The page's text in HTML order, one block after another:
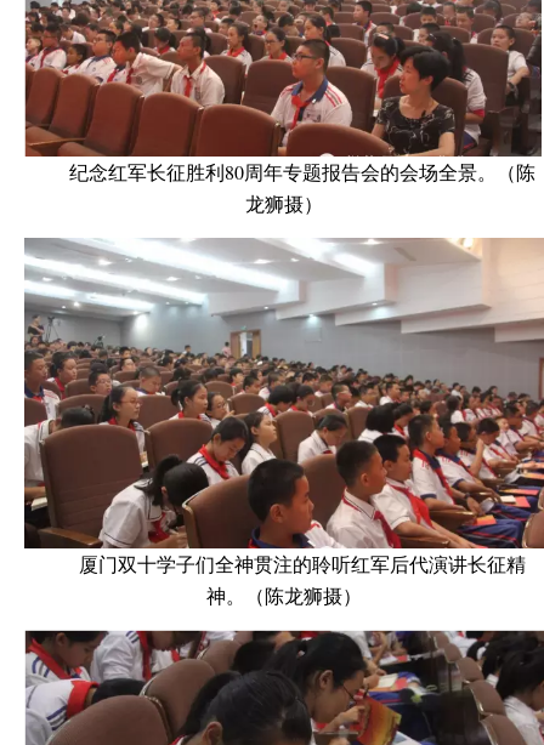
纪念红军长征胜利80周年专题报告会的会场全景。（陈
龙狮摄）
厦门双十学子们全神贯注的聆听红军后代演讲长征精
神。（陈龙狮摄）